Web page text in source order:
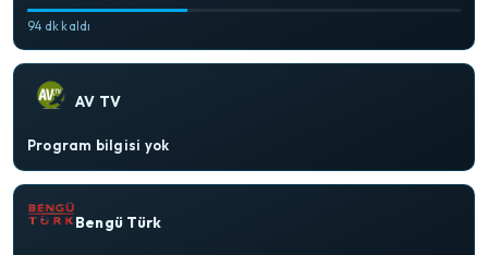
94 dk kaldı
AV TV
Program bilgisi yok
Bengü Türk